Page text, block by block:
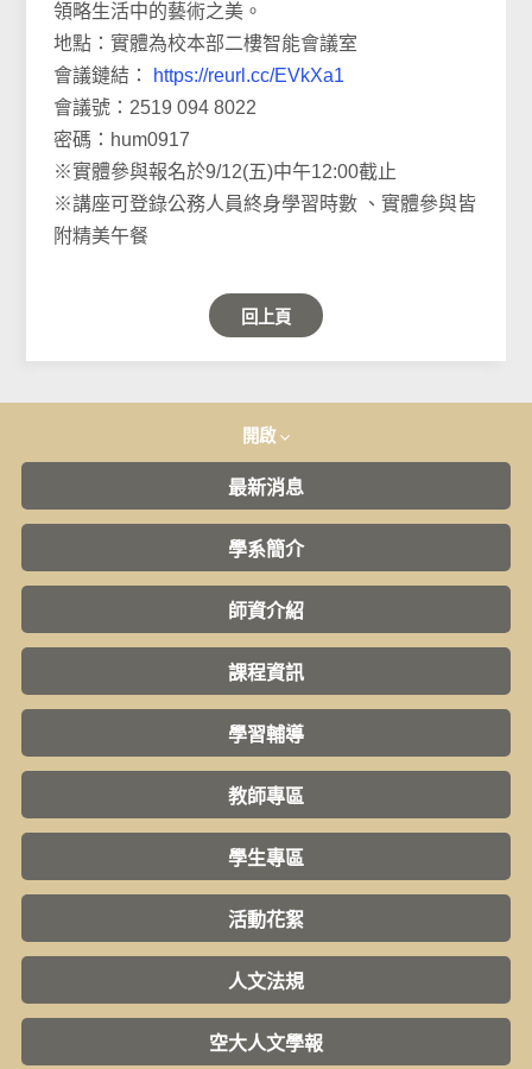
領略生活中的藝術之美。
地點：實體為校本部二樓智能會議室
會議鏈結： https://reurl.cc/EVkXa1
會議號：2519 094 8022
密碼：hum0917
※實體參與報名於9/12(五)中午12:00截止
※講座可登錄公務人員終身學習時數 、實體參與皆
附精美午餐
回上頁
開啟
最新消息
學系簡介
師資介紹
課程資訊
學習輔導
教師專區
學生專區
活動花絮
人文法規
空大人文學報